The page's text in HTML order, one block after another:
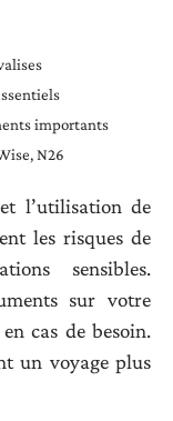
importants
N26
l’utilisation de
les risques de
sensibles.
sur votre
cas de besoin.
un voyage plus